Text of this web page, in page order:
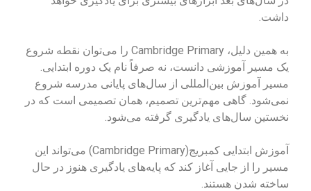
داشت.
به همین دلیل، Cambridge Primary را می‌توان نقطه شروع
یک مسیر آموزشی دانست، نه صرفاً نام یک دوره ابتدایی.
مسیر آموزش بین‌المللی از سال‌های پایانی مدرسه شروع
نمی‌شود. گاهی مهم‌ترین تصمیم، همان تصمیمی است که در
نخستین سال‌های یادگیری گرفته می‌شود.
آموزش ابتدایی کمبریج(Cambridge Primary) می‌تواند این
مسیر را از جایی آغاز کند که پایه‌های یادگیری هنوز در حال
ساخته شدن هستند.